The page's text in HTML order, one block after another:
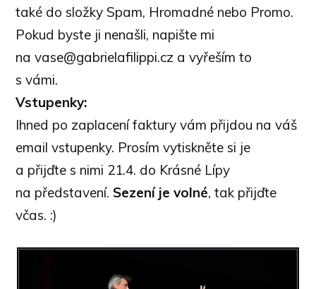
také do složky Spam, Hromadné nebo Promo.
Pokud byste ji nenašli, napište mi
na vase@gabrielafilippi.cz a vyřeším to
s vámi.
Vstupenky:
Ihned po zaplacení faktury vám přijdou na váš
email vstupenky. Prosím vytiskněte si je
a přijďte s nimi 21.4. do Krásné Lípy
na představení. Sezení je volné, tak přijďte
včas. :)